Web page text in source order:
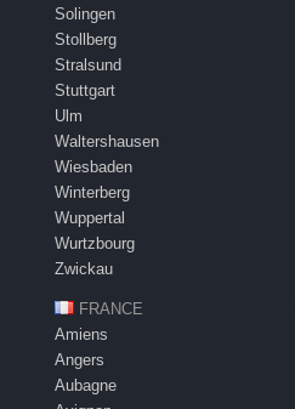
Solingen
Stollberg
Stralsund
Stuttgart
Ulm
Waltershausen
Wiesbaden
Winterberg
Wuppertal
Wurtzbourg
Zwickau
FRANCE
Amiens
Angers
Aubagne